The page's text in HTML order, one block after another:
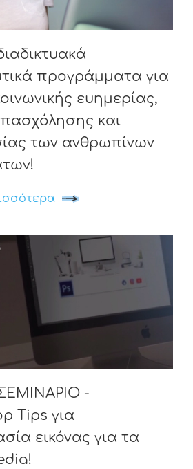
προγράμματα για
ευημερίας,
και
των ανθρωπίνων
-
Tips για
εικόνας για τα